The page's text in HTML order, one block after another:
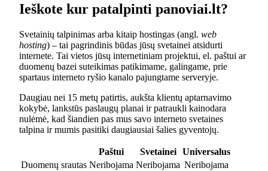
Ieškote kur patalpinti panoviai.lt?
Svetainių talpinimas arba kitaip hostingas (angl. web
hosting) – tai pagrindinis būdas jūsų svetainei atsidurti
internete. Tai vietos jūsų internetiniam projektui, el. paštui ar
duomenų bazei suteikimas patikimame, galingame, prie
spartaus interneto ryšio kanalo pajungtame serveryje.
Daugiau nei 15 metų patirtis, aukšta klientų aptarnavimo
kokybė, lankstūs paslaugų planai ir patraukli kainodara
nulėmė, kad šiandien pas mus savo interneto svetaines
talpina ir mumis pasitiki daugiausiai šalies gyventojų.
Paštui Svetainei
Universalus
Duomenų srautas Neribojama Neribojama Neribojama